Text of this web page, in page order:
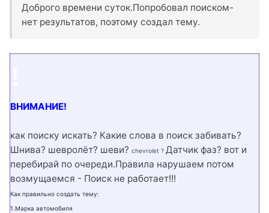
Доброго времени суток.Попробовал поиском-
нет результатов, поэтому создал тему.
ВНИМАНИЕ!
как поиску искать? Какие слова в поиск забивать?
Шнива? шевролёт? шеви? chevrolet ? Датчик фаз? вот и
перебирай по очереди.Правила нарушаем потом
возмущаемся - Поиск не работает!!!
Как правильно создать тему:
1.Марка автомобиля